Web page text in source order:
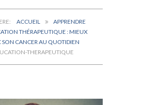
ACCUEIL
APPRENDRE
THÉRAPEUTIQUE : MIEUX
SON CANCER AU QUOTIDIEN
THERAPEUTIQUE